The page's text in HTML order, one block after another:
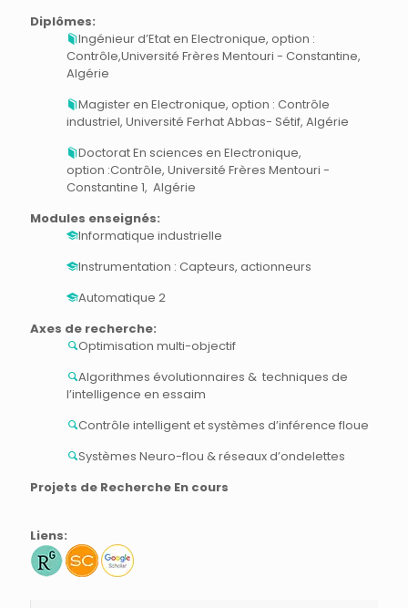
Diplômes:
Ingénieur d’Etat en Electronique, option :
Contrôle,Université Frères Mentouri - Constantine,
Algérie
Magister en Electronique, option : Contrôle
industriel, Université Ferhat Abbas- Sétif, Algérie
Doctorat En sciences en Electronique,
option :Contrôle, Université Frères Mentouri -
Constantine 1, Algérie
Modules enseignés:
Informatique industrielle
Instrumentation : Capteurs, actionneurs
Automatique 2
Axes de recherche:
Optimisation multi-objectif
Algorithmes évolutionnaires & techniques de
l’intelligence en essaim
Contrôle intelligent et systèmes d’inférence floue
Systèmes Neuro-flou & réseaux d’ondelettes
Projets de Recherche En cours
Liens: